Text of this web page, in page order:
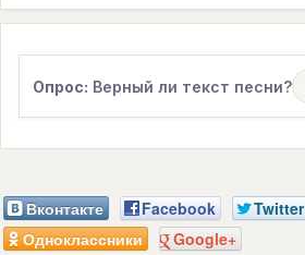
Опрос: Верный ли текст песни?
Вконтакте Facebook Twitter
Одноклассники
Google+